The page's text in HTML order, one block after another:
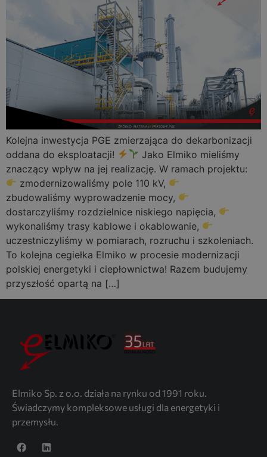
Kolejna inwestycja PGE zmierzająca do dekarbonizacji
oddana do eksploatacji!
Jako Elmiko mieliśmy
znaczący wpływ na jej realizację. W ramach projektu:
zmodernizowaliśmy pole 110 kV,
zbudowaliśmy wyprowadzenie mocy,
dostarczyliśmy rozdzielnice niskiego napięcia,
wykonaliśmy trasy kablowe i okablowanie,
uczestniczyliśmy w pomiarach, rozruchu i szkoleniach.
To kolejna cegiełka Elmiko w procesie modernizacji
polskiej energetyki i ciepłownictwa! Razem budujemy
przyszłość opartą na […]
Elmiko Sp. z o.o. działa na rynku od 1991 roku.
Świadczymy kompleksowe usługi dla energetyki i
przemysłu.